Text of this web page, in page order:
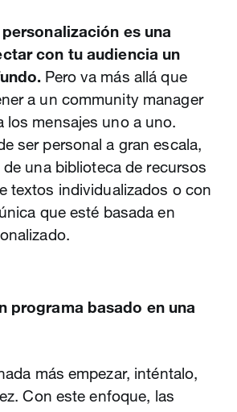
es una
con tu audiencia un
Pero va más allá que
a un community manager
los mensajes uno a uno.
ser personal a gran escala,
una biblioteca de recursos
textos individualizados o con
que esté basada en
programa basado en una
más empezar, inténtalo,
Con este enfoque, las